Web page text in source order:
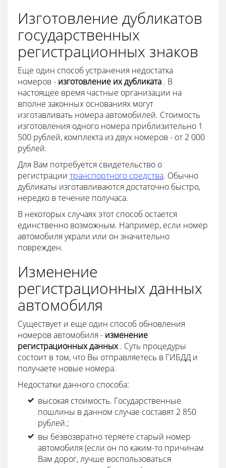
Изготовление дубликатов
государственных
регистрационных знаков
Еще один способ устранения недостатка
номеров - изготовление их дубликата . В
настоящее время частные организации на
вполне законных основаниях могут
изготавливать номера автомобилей. Стоимость
изготовления одного номера приблизительно 1
500 рублей, комплекта из двух номеров - от 2 000
рублей.
Для Вам потребуется свидетельство о
регистрации транспортного средства. Обычно
дубликаты изготавливаются достаточно быстро,
нередко в течение получаса.
В некоторых случаях этот способ остается
единственно возможным. Например, если номер
автомобиля украли или он значительно
поврежден.
Изменение
регистрационных данных
автомобиля
Существует и еще один способ обновления
номеров автомобиля - изменение
регистрационных данных. Суть процедуры
состоит в том, что Вы отправляетесь в ГИБДД и
получаете новые номера.
Недостатки данного способа:
высокая стоимость. Государственные
пошлины в данном случае составят 2 850
рублей.;
вы безвозвратно теряете старый номер
автомобиля (если он по каким-то причинам
Вам дорог, лучше воспользоваться